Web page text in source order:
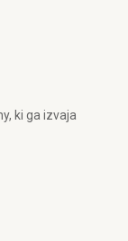
ki ga izvaja